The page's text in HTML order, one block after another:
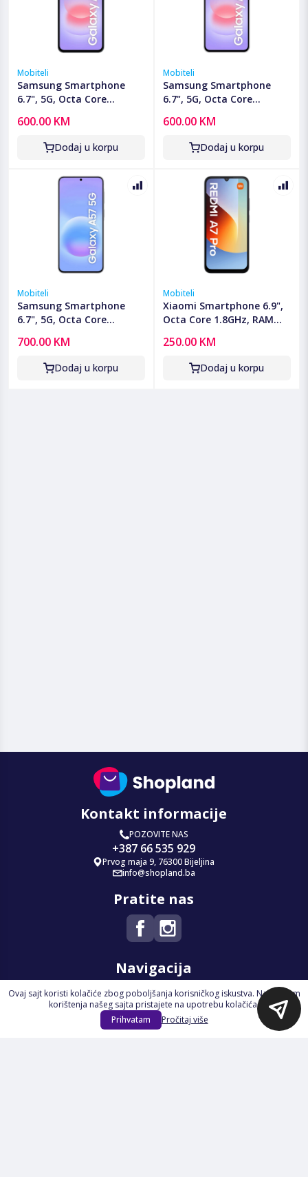
Mobiteli
Samsung Smartphone
6.7", 5G, Octa Core
50Mpixel - Galaxy A37 5G
6GB/128GB Green
600.00 KM
Dodaj u korpu
Mobiteli
Samsung Smartphone
6.7", 5G, Octa Core
50Mpixel - Galaxy A37 5G
6GB/128GB White
600.00 KM
Dodaj u korpu
Mobiteli
Samsung Smartphone
6.7", 5G, Octa Core
50Mpixel - Galaxy A57 5G
8GB/128GB Blue
700.00 KM
Dodaj u korpu
Mobiteli
Xiaomi Smartphone 6.9",
Octa Core 1.8GHz, RAM
Pro 4GB/128GB Black
250.00 KM
Dodaj u korpu
Kontakt informacije
POZOVITE NAS
+387 66 535 929
Prvog maja 9, 76300 Bijeljina
info@shopland.ba
Pratite nas
Navigacija
Početna
Na Akciji
Izdvajamo
Ovaj sajt koristi kolačiće zbog poboljšanja korisničkog iskustva. Nastavkom
korištenja našeg sajta pristajete na upotrebu kolačića.
Prihvatam
Pročitaj više